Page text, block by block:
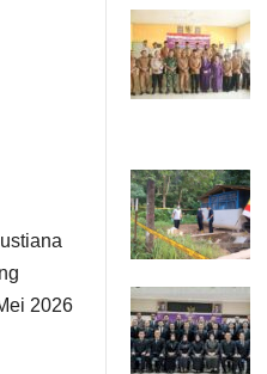
2026